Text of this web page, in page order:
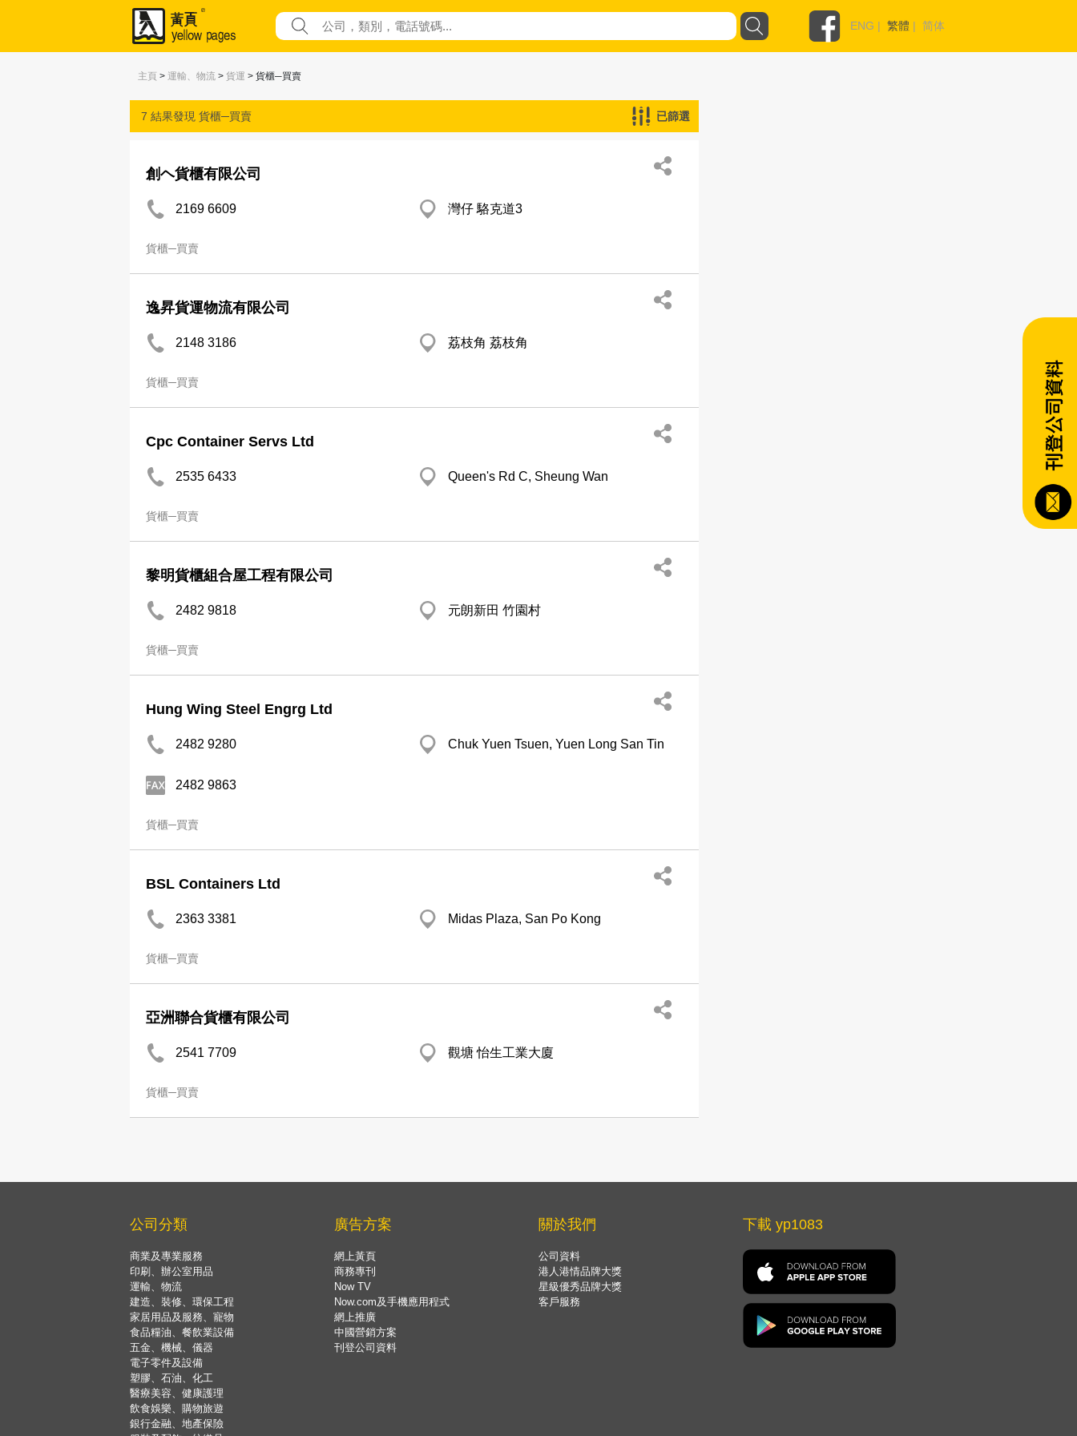
ENG | 繁體 | 简体
主頁 > 運輸、物流 > 貨運 > 貨櫃─買賣
7 結果發現 貨櫃─買賣 已篩選
創ヘ貨櫃有限公司
2169 6609 灣仔 駱克道3
貨櫃─買賣
逸昇貨運物流有限公司
2148 3186 荔枝角 荔枝角
貨櫃─買賣
Cpc Container Servs Ltd
2535 6433 Queen's Rd C, Sheung Wan
貨櫃─買賣
黎明貨櫃組合屋工程有限公司
2482 9818 元朗新田 竹園村
貨櫃─買賣
Hung Wing Steel Engrg Ltd
2482 9280 Chuk Yuen Tsuen, Yuen Long San Tin
2482 9863
貨櫃─買賣
BSL Containers Ltd
2363 3381 Midas Plaza, San Po Kong
貨櫃─買賣
亞洲聯合貨櫃有限公司
2541 7709 觀塘 怡生工業大廈
貨櫃─買賣
公司分類
商業及專業服務
印刷、辦公室用品
運輸、物流
建造、裝修、環保工程
家居用品及服務、寵物
食品糧油、餐飲業設備
五金、機械、儀器
電子零件及設備
塑膠、石油、化工
醫療美容、健康護理
飲食娛樂、購物旅遊
銀行金融、地產保險
廣告方案
網上黃頁
商務專刊
Now TV
Now.com及手機應用程式
網上推廣
中國營銷方案
刊登公司資料
關於我們
公司資料
港人港情品牌大獎
星級優秀品牌大獎
客戶服務
下載 yp1083